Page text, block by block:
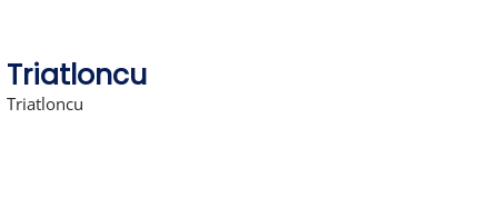
Triatloncu
Triatloncu